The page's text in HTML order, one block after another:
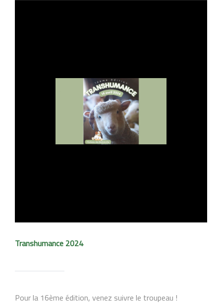
Transhumance 2024
Pour la 16ème édition, venez suivre le troupeau !